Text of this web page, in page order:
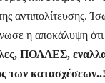
αντιπολίτευσης.
η αποκάλυψη
ΠΟΛΛΕΣ,
των κατασχέσεων..!